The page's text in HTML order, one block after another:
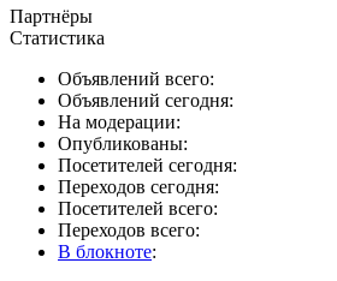
Партнёры
Статистика
Объявлений всего:
Объявлений сегодня:
На модерации:
Опубликованы:
Посетителей сегодня:
Переходов сегодня:
Посетителей всего:
Переходов всего:
В блокноте: